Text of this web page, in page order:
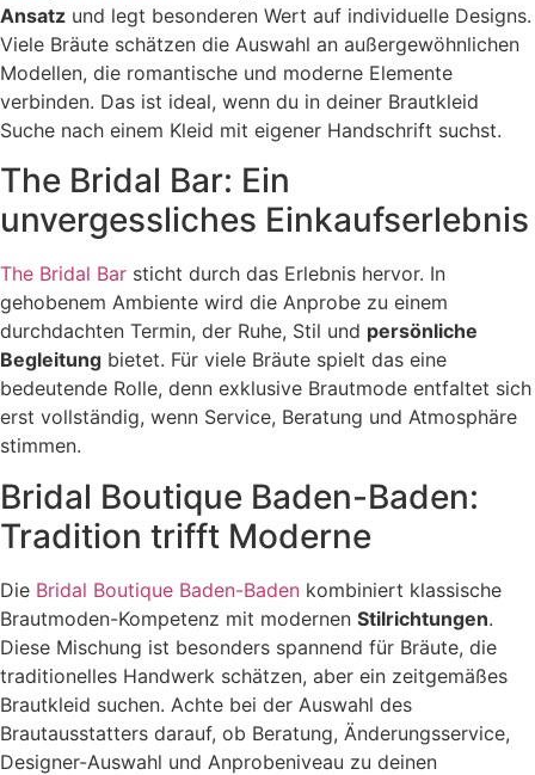
Ansatz und legt besonderen Wert auf individuelle Designs.
Viele Bräute schätzen die Auswahl an außergewöhnlichen
Modellen, die romantische und moderne Elemente
verbinden. Das ist ideal, wenn du in deiner Brautkleid
Suche nach einem Kleid mit eigener Handschrift suchst.
The Bridal Bar: Ein
unvergessliches Einkaufserlebnis
The Bridal Bar sticht durch das Erlebnis hervor. In
gehobenem Ambiente wird die Anprobe zu einem
durchdachten Termin, der Ruhe, Stil und persönliche
Begleitung bietet. Für viele Bräute spielt das eine
bedeutende Rolle, denn exklusive Brautmode entfaltet sich
erst vollständig, wenn Service, Beratung und Atmosphäre
stimmen.
Bridal Boutique Baden-Baden:
Tradition trifft Moderne
Die Bridal Boutique Baden-Baden kombiniert klassische
Brautmoden-Kompetenz mit modernen Stilrichtungen.
Diese Mischung ist besonders spannend für Bräute, die
traditionelles Handwerk schätzen, aber ein zeitgemäßes
Brautkleid suchen. Achte bei der Auswahl des
Brautausstatters darauf, ob Beratung, Änderungsservice,
Designer-Auswahl und Anprobeniveau zu deinen